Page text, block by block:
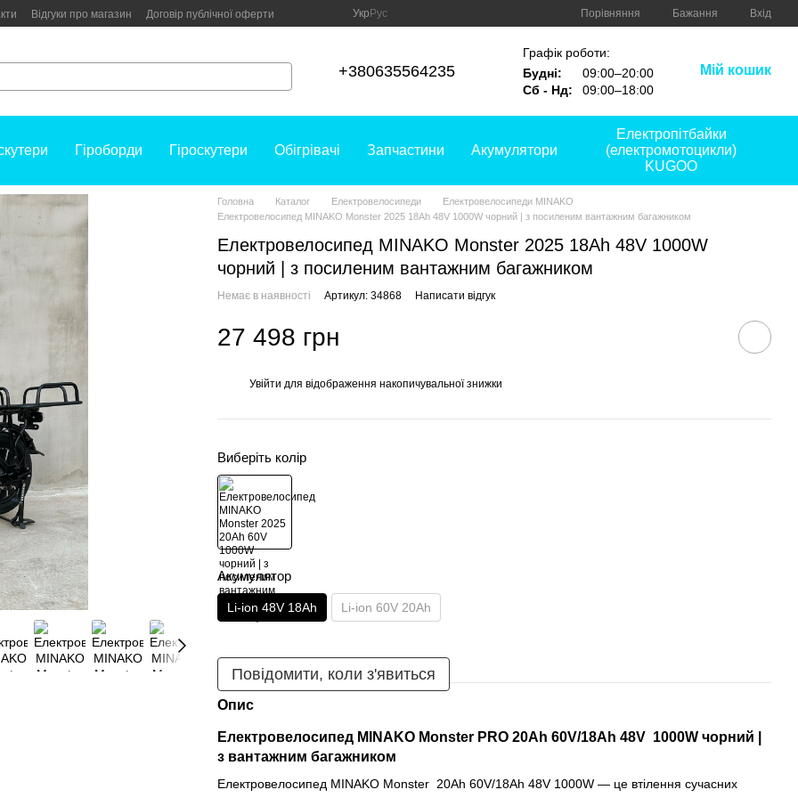
Відгуки про магазин Договір публічної оферти Укр Рус Порівняння Бажання Вхід
+380635564235
Графік роботи:
Будні:
09:00–20:00
Сб - Нд:
09:00–18:00
Мій кошик
Гіроборди Гіроскутери Обігрівачі Запчастини Акумулятори
Електропітбайки
(електромотоцикли)
KUGOO
Головна Каталог Електровелосипеди
Електровелосипеди MINAKO
Електровелосипед MINAKO Monster 2025 18Ah 48V 1000W чорний | з посиленим вантажним багажником
Електровелосипед MINAKO Monster 2025 18Ah 48V 1000W
чорний | з посиленим вантажним багажником
Немає в наявності Артикул: 34868 Написати відгук
27 498 грн
Увійти для відображення накопичувальної знижки
Виберіть колір
Акумулятор
Li-ion 48V 18Ah Li-ion 60V 20Ah
Повідомити, коли з'явиться
Опис
Електровелосипед MINAKO Monster PRO 20Ah 60V/18Ah 48V 1000W чорний |
з вантажним багажником
Електровелосипед MINAKO Monster 20Ah 60V/18Ah 48V 1000W — це втілення сучасних